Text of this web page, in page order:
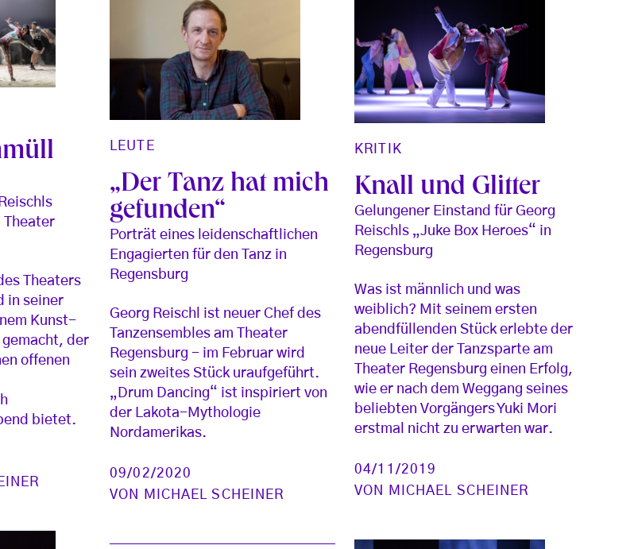
Theater
Theaters
in seiner
Kunst-
der
offenen
bietet.
LEUTE
„Der Tanz hat mich
gefunden“
Porträt eines leidenschaftlichen
Engagierten für den Tanz in
Regensburg
Georg Reischl ist neuer Chef des
Tanzensembles am Theater
Regensburg - im Februar wird
sein zweites Stück uraufgeführt.
„Drum Dancing“ ist inspiriert von
der Lakota-Mythologie
Nordamerikas.
09/02/2020
VON
MICHAEL SCHEINER
KRITIK
Knall und Glitter
Gelungener Einstand für Georg
Reischls „Juke Box Heroes“ in
Regensburg
Was ist männlich und was
weiblich? Mit seinem ersten
abendfüllenden Stück erlebte der
neue Leiter der Tanzsparte am
Theater Regensburg einen Erfolg,
wie er nach dem Weggang seines
beliebten Vorgängers Yuki Mori
erstmal nicht zu erwarten war.
04/11/2019
VON
MICHAEL SCHEINER